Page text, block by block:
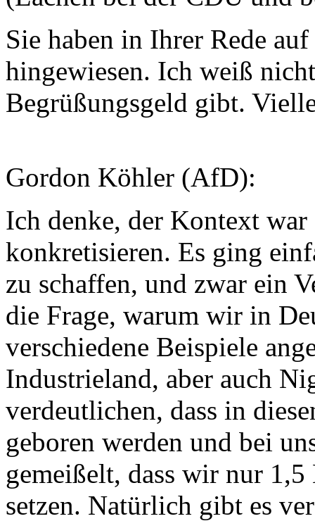
Sie haben in Ihrer Rede
hingewiesen. Ich weiß
Begrüßungsgeld gibt.
Gordon Köhler (AfD):
Ich denke, der Kontext
konkretisieren. Es ging
zu schaffen, und zwar ein
die Frage, warum wir in
verschiedene Beispiele
Industrieland, aber auch
verdeutlichen, dass in
geboren werden und bei
gemeißelt, dass wir nur
setzen. Natürlich gibt es